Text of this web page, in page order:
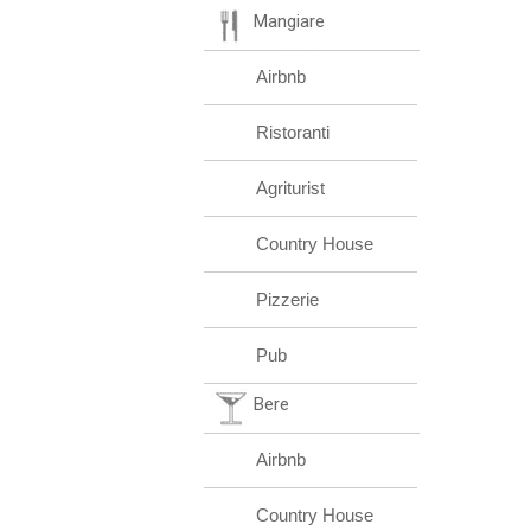
Mangiare
Airbnb
Ristoranti
Agriturist
Country House
Pizzerie
Pub
Bere
Airbnb
Country House